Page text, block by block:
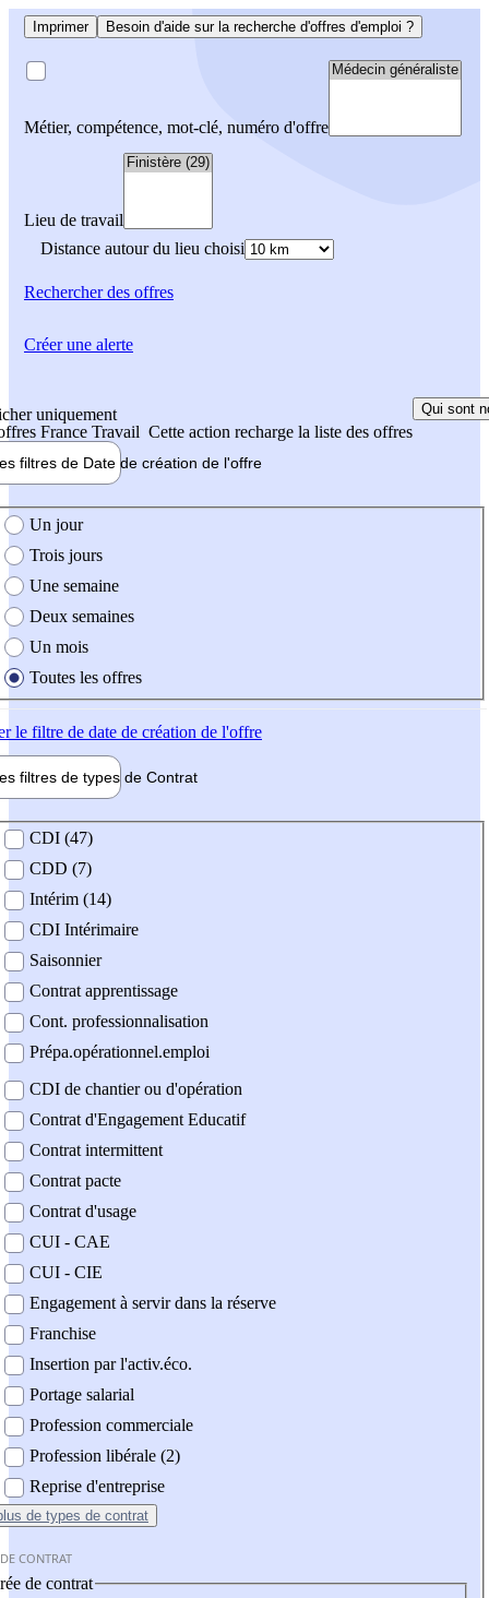
Imprimer Besoin d'aide sur la recherche d'offres d'emploi ?
Métier, compétence, mot-clé, numéro d'offre
Lieu de travail
Distance autour du lieu choisi
Rechercherdes offres
uniquement
France Travail Cette action recharge la liste des offres
Qui sont
filtres de Date de création de l'offre
création de l'offre
Un jour
Trois jours
Une semaine
Deux semaines
Un mois
Toutes les offres
le filtre de date de création de l'offre
filtres de types de Contrat
contrat
CDI (47)
CDD (7)
Intérim (14)
CDI Intérimaire
Saisonnier
Contrat apprentissage
Cont. professionnalisation
Prépa.opérationnel.emploi
CDI de chantier ou d'opération
Contrat d'Engagement Educatif
Contrat intermittent
Contrat pacte
Contrat d'usage
CUI - CAE
CUI - CIE
Engagement à servir dans la réserve
Franchise
Insertion par l'activ.éco.
Portage salarial
Profession commerciale
Profession libérale (2)
Reprise d'entreprise
de types de contrat
CONTRAT
de contrat
Créer une alerte